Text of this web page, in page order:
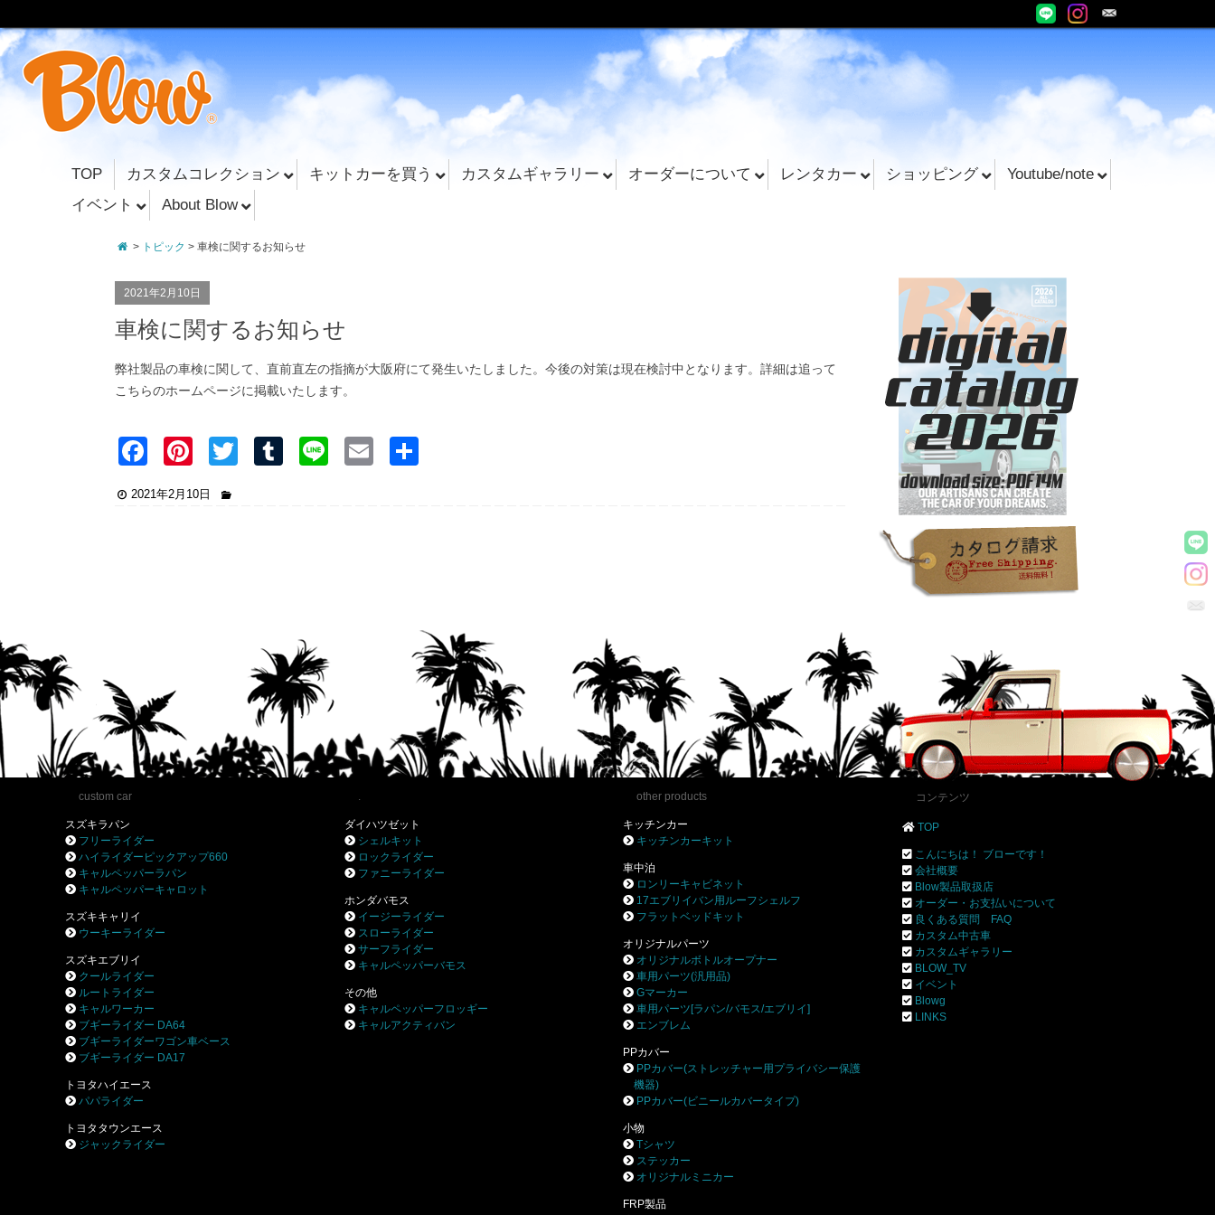
TOP カスタムコレクション キットカーを買う カスタムギャラリー オーダーについて レンタカー ショッピング
Youtube/note
イベント
About Blow
> トピック > 車検に関するお知らせ
2021年2月10日
車検に関するお知らせ
弊社製品の車検に関して、直前直左の指摘が大阪府にて発生いたしました。今後の対策は現在検討中となります。詳細は追って
こちらのホームページに掲載いたします。
F
a
c
Pi
er
T
T
Li
E
2021年2月10日
custom car
スズキラパン
フリーライダー
ハイライダーピックアップ660
キャルペッパーラパン
キャルペッパーキャロット
スズキキャリイ
ウーキーライダー
スズキエブリイ
クールライダー
ルートライダー
キャルワーカー
ブギーライダー DA64
ブギーライダーワゴン車ベース
ブギーライダー DA17
トヨタハイエース
パパライダー
トヨタタウンエース
ジャックライダー
.
ダイハツゼット
シェルキット
ロックライダー
ファニーライダー
ホンダバモス
イージーライダー
スローライダー
サーフライダー
キャルペッパーバモス
その他
キャルペッパーフロッギー
キャルアクティバン
other products
キッチンカー
キッチンカーキット
車中泊
ロンリーキャビネット
17エブリイバン用ルーフシェルフ
フラットベッドキット
オリジナルパーツ
オリジナルボトルオープナー
車用パーツ(汎用品)
Gマーカー
車用パーツ[ラパン/バモス/エブリイ]
エンブレム
PPカバー
PPカバー(ストレッチャー用プライバシー保護
機器)
PPカバー(ビニールカバータイプ)
小物
Tシャツ
ステッカー
オリジナルミニカー
FRP製品
コンテンツ
TOP
こんにちは！ ブローです！
会社概要
Blow製品取扱店
オーダー・お支払いについて
良くある質問 FAQ
カスタム中古車
カスタムギャラリー
BLOW_TV
イベント
Blowg
LINKS